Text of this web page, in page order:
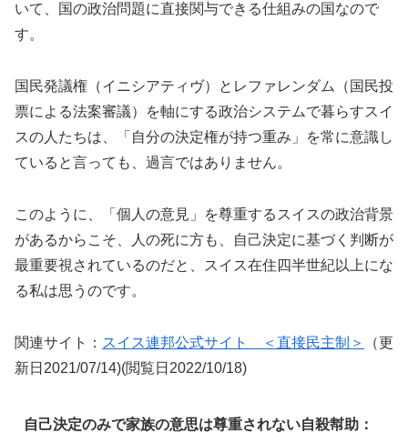
いて、国の政治問題に直接関与できる仕組みの国なので
す。
国民発議権（イニシアティヴ）とレファレンダム（国民投
票による法案審議）を軸にする政治システムで暮らすスイ
スの人たちは、「自分の決定権が持つ重み」を常に意識し
ていると言っても、過言ではありません。
このように、「個人の意見」を尊重するスイスの政治背景
があるからこそ、人の死に方も、自己決定に基づく判断が
最重要視されているのだと、スイス在住四半世紀以上にな
る私は思うのです。
関連サイト： スイス連邦公式サイト ＜直接民主制＞
（更
新日2021/07/14)(閲覧日2022/10/18)
自己決定のみで家族の意思は尊重されない自殺幇助：